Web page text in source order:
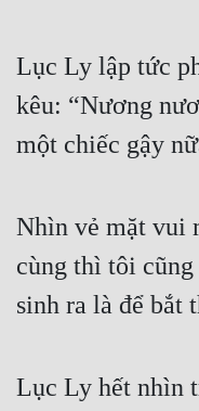
Lục Ly lập tức
kêu: “Nương
một chiếc gậy
Nhìn vẻ mặt vui
cùng thì tôi
sinh ra là để bắt
Lục Ly hết nhìn